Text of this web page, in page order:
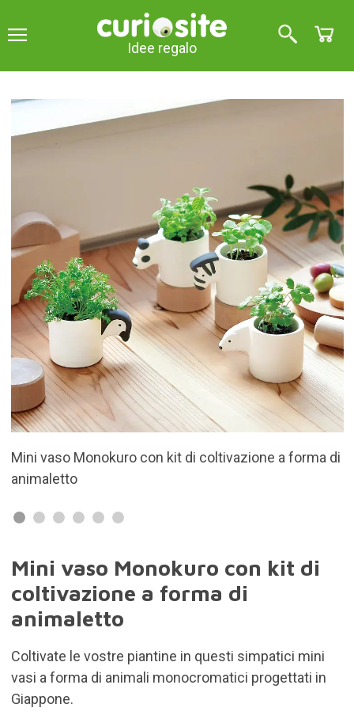
Idee regalo
diProgettato in Giappone
Mini vaso Monokuro con kit di
coltivazione a forma di
animaletto
Coltivate le vostre piantine in questi simpatici mini
vasi a forma di animali monocromatici progettati in
Giappone.